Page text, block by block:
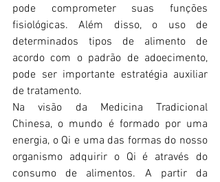
pode comprometer suas funções
fisiológicas. Além disso, o uso de
determinados tipos de alimento de
acordo com o padrão de adoecimento,
pode ser importante estratégia auxiliar
de tratamento.
Na visão da Medicina Tradicional
Chinesa, o mundo é formado por uma
energia, o Qi e uma das formas do nosso
organismo adquirir o Qi é através do
consumo de alimentos. A partir da